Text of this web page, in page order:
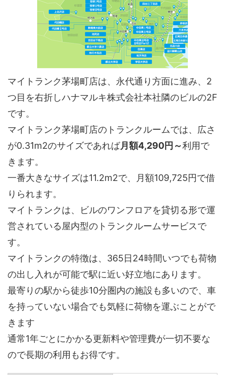
マイトランク茅場町店は、永代通り方面に進み、2
つ目を右折しハナマルキ株式会社本社隣のビルの2F
です。
マイトランク茅場町店のトランクルームでは、広さ
が0.31m2のサイズであれば月額4,290円～利用で
きます。
一番大きなサイズは11.2m2で、月額109,725円で借
りられます。
マイトランクは、ビルのワンフロアを貸切る形で運
営されている屋内型のトランクルームサービスで
す。
マイトランクの特徴は、365日24時間いつでも荷物
の出し入れが可能で駅に近い好立地にあります。
最寄りの駅から徒歩10分圏内の施設も多いので、車
を持っていない場合でも気軽に荷物を運ぶことがで
きます
通常1年ごとにかかる更新料や管理費が一切不要な
ので長期の利用もお得です。